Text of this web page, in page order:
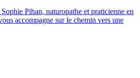
Pihan, naturopathe et praticienne en
accompagne sur le chemin vers une